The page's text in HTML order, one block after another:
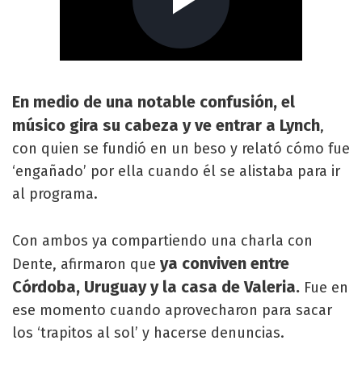
En medio de una notable confusión, el
músico gira su cabeza y ve entrar a Lynch,
con quien se fundió en un beso y relató cómo fue
‘engañado’ por ella cuando él se alistaba para ir
al programa.
Con ambos ya compartiendo una charla con
Dente, afirmaron que ya conviven entre
Córdoba, Uruguay y la casa de Valeria. Fue en
ese momento cuando aprovecharon para sacar
los ‘trapitos al sol’ y hacerse denuncias.